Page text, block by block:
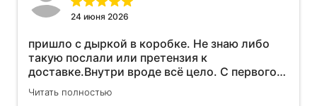
24 июня 2026
пришло с дыркой в коробке. Не знаю либо
такую послали или претензия к
доставке.Внутри вроде всё цело. С первого
раза установить не получается не знаю
может интернет дурит. Четыре звёзды за
Читать полностью